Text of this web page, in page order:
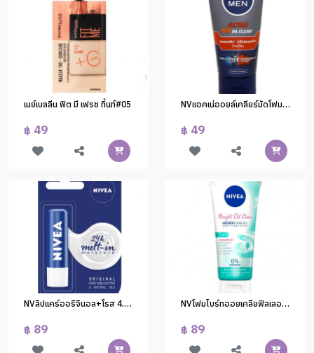
เมย์เบลลีน ฟิต มี เฟรช ทิ้นท์#05
฿ 49
NVแอคเน่ออยล์เคลียร์มัดโฟม50ก.
฿ 49
NVลิปแคร์ออริจินอล+โรส 4.8g.(1x24)
฿ 89
NVโฟมไบร์ทออยเคลียฟิลเลอร์100ก.
฿ 89